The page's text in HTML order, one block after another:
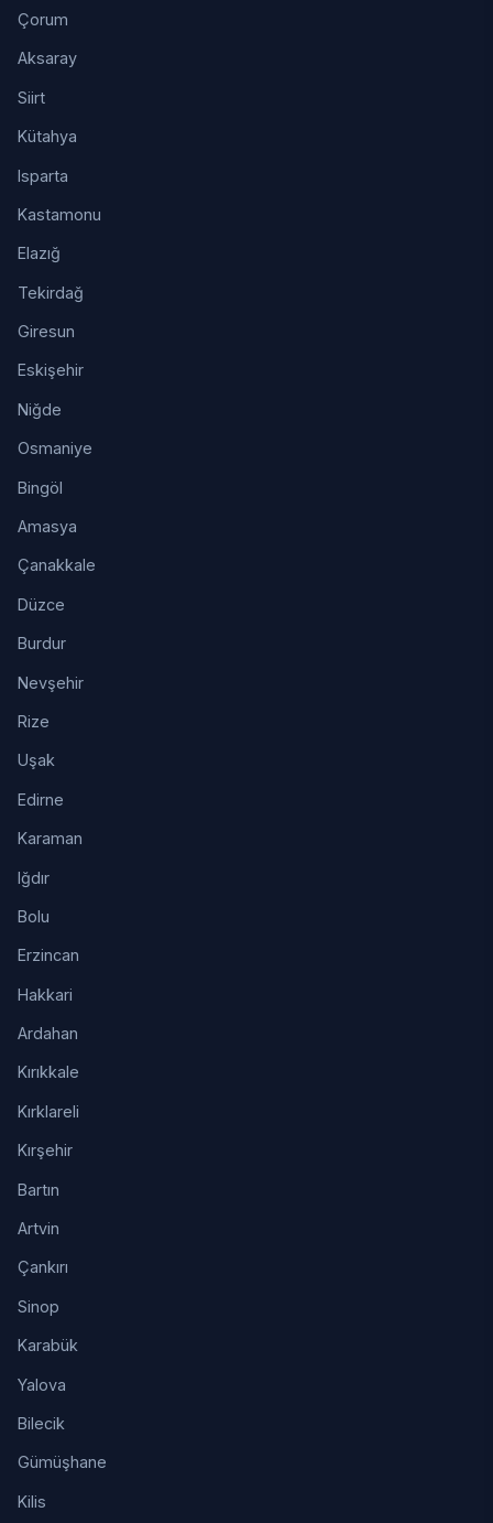
Çorum
Aksaray
Siirt
Kütahya
Isparta
Kastamonu
Elazığ
Tekirdağ
Giresun
Eskişehir
Niğde
Osmaniye
Bingöl
Amasya
Çanakkale
Düzce
Burdur
Nevşehir
Rize
Uşak
Edirne
Karaman
Iğdır
Bolu
Erzincan
Hakkari
Ardahan
Kırıkkale
Kırklareli
Kırşehir
Bartın
Artvin
Çankırı
Sinop
Karabük
Yalova
Bilecik
Gümüşhane
Kilis